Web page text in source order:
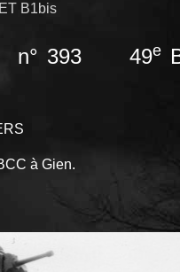
B1bis
n° 393 49e
à Gien.